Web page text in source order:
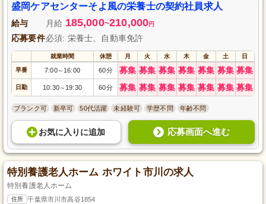
盛岡ケアセンターそよ風の栄養士の契約社員求人
給与 月給 185,000~210,000円
応募要件必須: 栄養士、自動車免許
就業時間 休憩 月 火 水 木 金 土 日
早番 7:00～ 16:00 60分 募集 募集 募集 募集 募集 募集 募集
日勤 10:30～ 19:30 60分 募集 募集 募集 募集 募集 募集 募集
ブランク可 新卒可 50代活躍 未経験可 学歴不問 年齢不問
お気に入り に追加 応募画面へ進む
特別養護老人ホーム ホワイト市川の求人
特別養護老人ホーム
住所 千葉県市川市高谷1854